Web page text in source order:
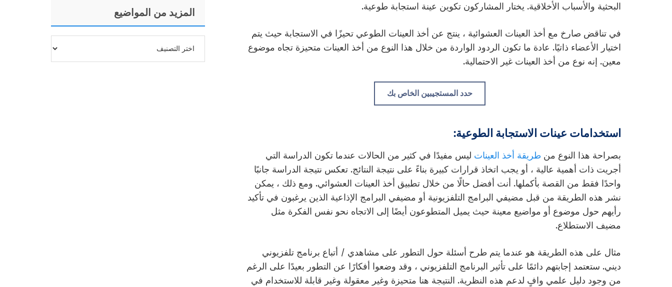
البحثية والأسباب الأخلاقية. يختار المشاركون تكوين عينة استجابة طوعية.
في تناقض صارخ مع أخذ العينات العشوائية ، ينتج عن أخذ العينات الطوعي تحيزًا في الاستجابة حيث يتم
اختيار الأعضاء ذاتيًا. عادة ما تكون الردود الواردة من خلال هذا النوع من أخذ العينات متحيزة تجاه موضوع
معين. إنه نوع من أخذ العينات غير الاحتمالية.
حدد المستجيبين الخاص بك
استخدامات عينات الاستجابة الطوعية:
بصراحة هذا النوع من طريقة أخذ العينات ليس مفيدًا في كثير من الحالات عندما تكون الدراسة التي
أجريت ذات أهمية عالية ، أو يجب اتخاذ قرارات كبيرة بناءً على نتيجة النتائج. تعكس نتيجة الدراسة جانبًا
واحدًا فقط من القصة بأكملها. أنت أفضل حالًا من خلال تطبيق أخذ العينات العشوائي. ومع ذلك ، يمكن
نشر هذه الطريقة من قبل مضيفي البرامج التلفزيونية أو مضيفي البرامج الإذاعية الذين يرغبون في تأكيد
رأيهم حول موضوع أو مواضيع معينة حيث يميل المتطوعون أيضًا إلى الاتجاه نحو نفس الفكرة مثل
مضيف الاستطلاع.
مثال على هذه الطريقة هو عندما يتم طرح أسئلة حول التطور على مشاهدي / أتباع برنامج تلفزيوني
ديني. ستعتمد إجابتهم دائمًا على تأثير البرنامج التلفزيوني ، وقد وضعوا أفكارًا عن التطور بعيدًا على الرغم
من وجود دليل علمي وافٍ لدعم هذه النظرية. النتيجة هنا متحيزة وغير معقولة وغير قابلة للاستخدام في
المزيد من المواضيع
المواضيع